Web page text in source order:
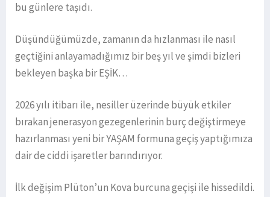
bu günlere taşıdı.
Düşündüğümüzde, zamanın da hızlanması ile nasıl
geçtiğini anlayamadığımız bir beş yıl ve şimdi bizleri
bekleyen başka bir EŞİK…
2026 yılı itibarı ile, nesiller üzerinde büyük etkiler
bırakan jenerasyon gezegenlerinin burç değiştirmeye
hazırlanması yeni bir YAŞAM formuna geçiş yaptığımıza
dair de ciddi işaretler barındırıyor.
İlk değişim Plüton’un Kova burcuna geçişi ile hissedildi.